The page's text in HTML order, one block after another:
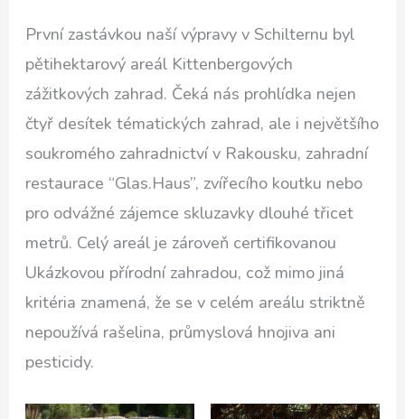
První zastávkou naší výpravy v Schilternu byl
pětihektarový areál Kittenbergových
zážitkových zahrad. Čeká nás prohlídka nejen
čtyř desítek tématických zahrad, ale i největšího
soukromého zahradnictví v Rakousku, zahradní
restaurace “Glas.Haus”, zvířecího koutku nebo
pro odvážné zájemce skluzavky dlouhé třicet
metrů. Celý areál je zároveň certifikovanou
Ukázkovou přírodní zahradou, což mimo jiná
kritéria znamená, že se v celém areálu striktně
nepoužívá rašelina, průmyslová hnojiva ani
pesticidy.